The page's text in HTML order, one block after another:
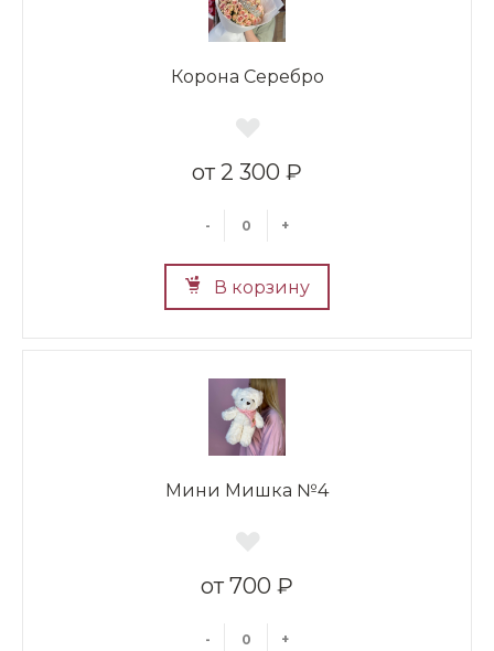
Корона Серебро
2 300 ₽
- +
В корзину
Мини Мишка №4
700 ₽
- +